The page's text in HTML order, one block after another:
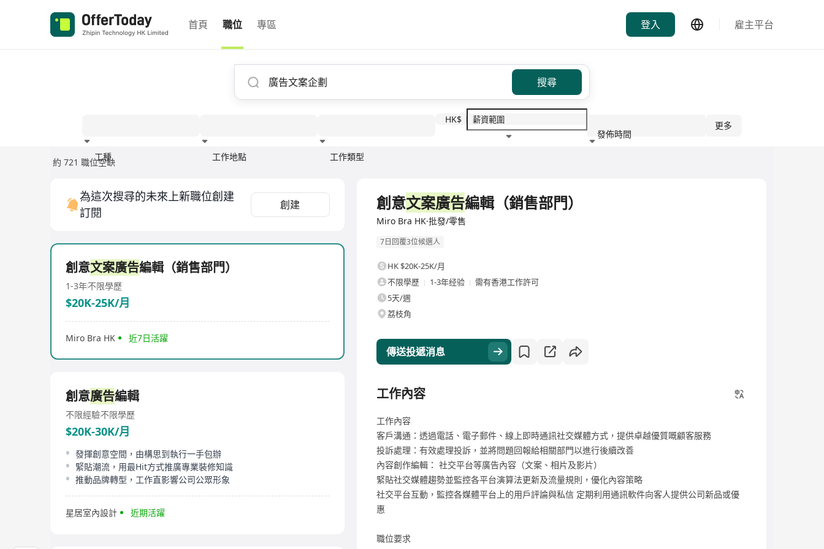
首頁 職位 專區 登入 雇主平台
搜尋
工種 工作地點 工作類型
HK$
發佈時間
更多
約 721 職位空缺
為這次搜尋的未來上新職位創建
訂閱
創建
創意文案廣告編輯（銷售部門）
1-3年不限學歷
$20K-25K/月
Miro Bra HK 近7日活躍
創意廣告編輯
不限經驗不限學歷
$20K-30K/月
發揮創意空間，由構思到執行一手包辦
緊貼潮流，用最Hit方式推廣專業裝修知識
推動品牌轉型，工作直影響公司公眾形象
星居室內設計 近期活躍
創意文案廣告編輯（銷售部門）
Miro Bra HK·批發/零售
7日回覆3位候選人
HK $20K-25K/月
不限學歷
1-3年经验
需有香港工作許可
5天/週
荔枝角
傳送投遞消息
工作內容
工作內容
客戶溝通：透過電話、電子郵件、線上即時通訊社交媒體方式，提供卓越優質嘅顧客服務
投訴處理：有效處理投訴，並將問題回報給相關部門以進行後續改善
內容創作編輯： 社交平台等廣告內容（文案、相片及影片）
緊貼社交媒體趨勢並監控各平台演算法更新及流量規則，優化內容策略
社交平台互動，監控各媒體平台上的用戶評論與私信 定期利用通訊軟件向客人提供公司新品或優
惠
職位要求